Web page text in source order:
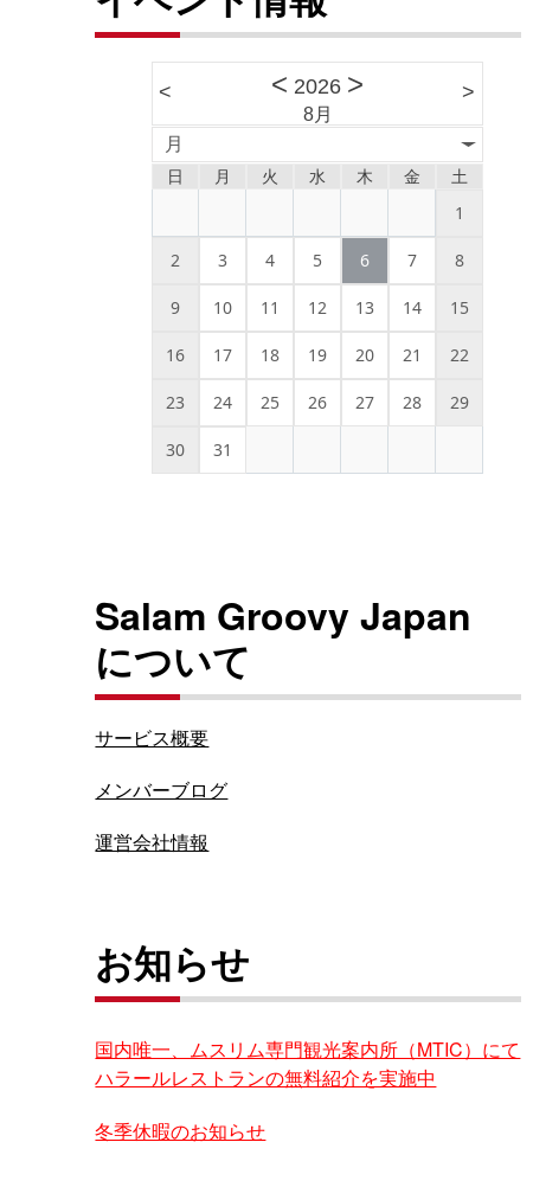
< < 2026 >
8月
>
月
日 月 火 水 木 金 土
1
2 3 4 5 6 7 8
9 10 11 12 13 14 15
16 17 18 19 20 21 22
23 24 25 26 27 28 29
30 31
Salam Groovy Japan
について
サービス概要
メンバーブログ
運営会社情報
お知らせ
国内唯一、ムスリム専門観光案内所（MTIC）にて
ハラールレストランの無料紹介を実施中
冬季休暇のお知らせ